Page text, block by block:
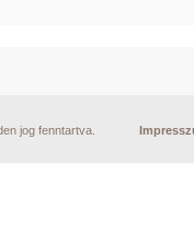
jog fenntartva.